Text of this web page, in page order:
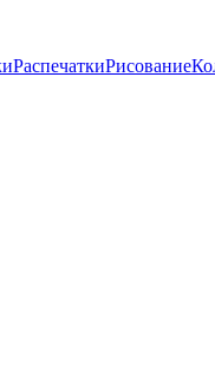
РаспечаткиРисование